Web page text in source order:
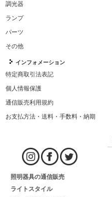
調光器
ランプ
パーツ
その他
インフォメーション
特定商取引法表記
個人情報保護
通信販売利用規約
お支払方法・送料・手数料・納期
照明器具の通信販売
ライトスタイル